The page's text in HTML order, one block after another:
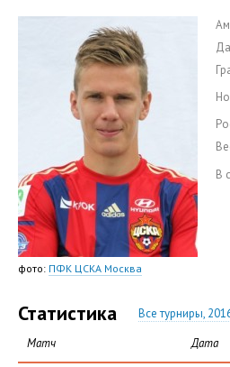
фото: ПФК ЦСКА Москва
В
Статистика
Все турниры,
Матч
Дата